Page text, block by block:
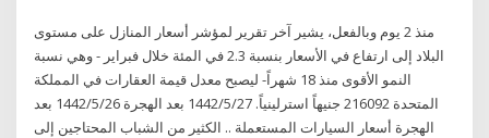
منذ 2 يوم وبالفعل، يشير آخر تقرير لمؤشر أسعار المنازل على مستوى
البلاد إلى ارتفاع في الأسعار بنسبة 2.3 في المئة خلال فبراير - وهي نسبة
النمو الأقوى منذ 18 شهراً- ليصبح معدل قيمة العقارات في المملكة
المتحدة 216092 جنيهاً استرلينياً. 27‏‏/5‏‏/1442 بعد الهجرة 26‏‏/5‏‏/1442 بعد
الهجرة أسعار السيارات المستعملة .. الكثير من الشباب المحتاجين إلى